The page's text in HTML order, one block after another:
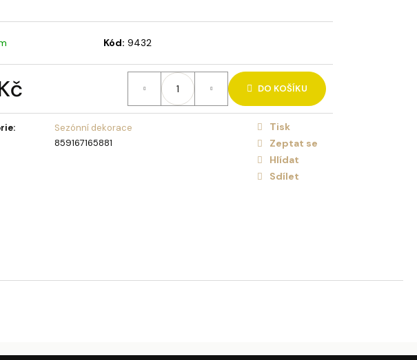
Kód: 9432
DO KOŠÍKU
:
Sezónní dekorace
859167165881
Tisk
Zeptat se
Hlídat
Sdílet
BERRY KARTÁČ NA VLASY